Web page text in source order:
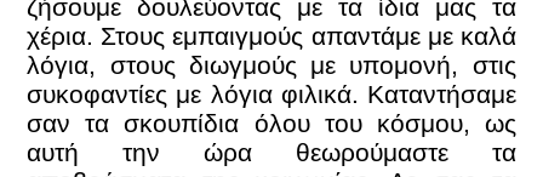
ζήσουμε δουλεύοντας με τα ίδια μας τα
χέρια. Στους εμπαιγμούς απαντάμε με καλά
λόγια, στους διωγμούς με υπομονή, στις
συκοφαντίες με λόγια φιλικά. Καταντήσαμε
σαν τα σκουπίδια όλου του κόσμου, ως
αυτή την ώρα θεωρούμαστε τα